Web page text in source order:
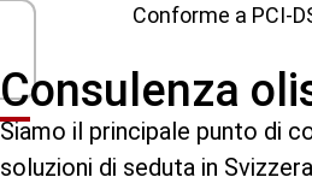
Conforme a PCI-
Consulenza
Siamo il principale punto di
soluzioni di seduta in